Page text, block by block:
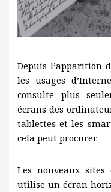
Depuis l’apparition
les usages
consulte plus
écrans des
tablettes et les
cela peut procurer.
Les nouveaux
utilise un écran